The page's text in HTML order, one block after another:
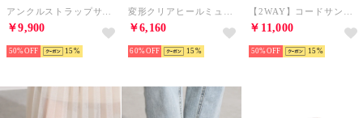
アンクルストラップサンダル （GR）
￥9,900
50% 15
変形クリアヒールミュールサンダル （GR）
￥6,160
60% 15
【2WAY】コードサンダル （OR）
￥11,000
50% 15